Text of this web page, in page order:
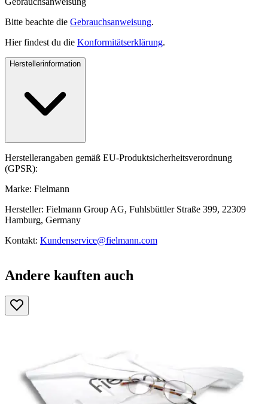
Bitte beachte die Gebrauchsanweisung.
Hier findest du die Konformitätserklärung.
Herstellerinformation
Herstellerangaben gemäß EU-Produktsicherheitsverordnung
(GPSR):
Marke: Fielmann
Hersteller: Fielmann Group AG, Fuhlsbüttler Straße 399, 22309
Hamburg, Germany
Kontakt: Kundenservice@fielmann.com
Andere kauften auch